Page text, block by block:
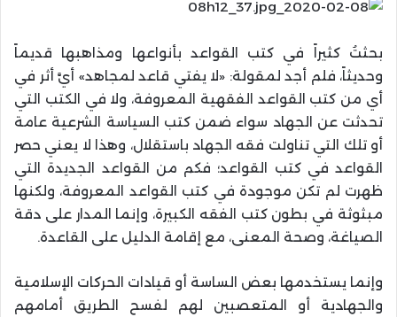
بحثتُ كثيراً في كتب القواعد بأنواعها ومذاهبها قديماً
وحديثاً، فلم أجد لمقولة: «لا يفتي قاعد لمجاهد» أيَّ أثر في
أي من كتب القواعد الفقهية المعروفة، ولا في الكتب التي
تحدثت عن الجهاد سواء ضمن كتب السياسة الشرعية عامة
أو تلك التي تناولت فقه الجهاد باستقلال، وهذا لا يعني حصر
القواعد في كتب القواعد؛ فكم من القواعد الجديدة التي
ظهرت لم تكن موجودة في كتب القواعد المعروفة، ولكنها
مبثوثة في بطون كتب الفقه الكبيرة، وإنما المدار على دقة
الصياغة، وصحة المعنى، مع إقامة الدليل على القاعدة.
وإنما يستخدمها بعض الساسة أو قيادات الحركات الإسلامية
والجهادية أو المتعصبين لهم لفسح الطريق أمامهم